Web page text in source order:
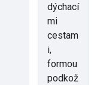
dýchací
mi
cestam
i,
formou
podkož